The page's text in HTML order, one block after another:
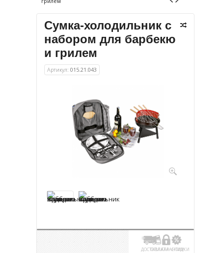
ДОСТАВКА
ОПЛАТАГАРАНТИИ
СКИДКИ
Сумка-холодильник с
набором для барбекю
и грилем
Артикул: 015.21.043